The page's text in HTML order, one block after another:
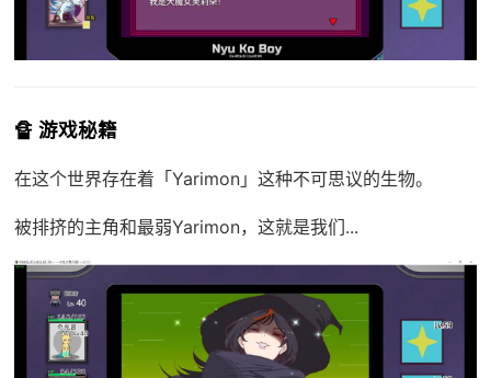
🔏 游戏秘籍
在这个世界存在着「Yarimon」这种不可思议的生物。
被排挤的主角和最弱Yarimon，这就是我们...